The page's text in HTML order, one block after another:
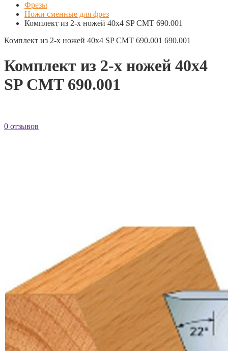
Фрезы
Ножи сменные для фрез
Комплект из 2-х ножей 40x4 SP CMT 690.001
Комплект из 2-х ножей 40x4 SP CMT 690.001 690.001
Комплект из 2-х ножей 40x4
SP CMT 690.001
0 отзывов